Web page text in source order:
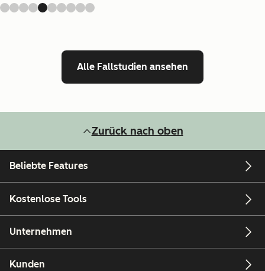
Alle Fallstudien ansehen
Zurück nach oben
Beliebte Features
Kostenlose Tools
Unternehmen
Kunden